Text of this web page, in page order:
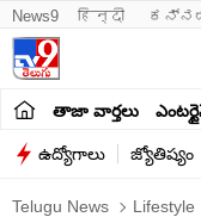
News9 हिन्दी
తాజా వార్తలు
ఉద్యోగాలు జ్యోతిష్యం
Telugu News Lifestyle